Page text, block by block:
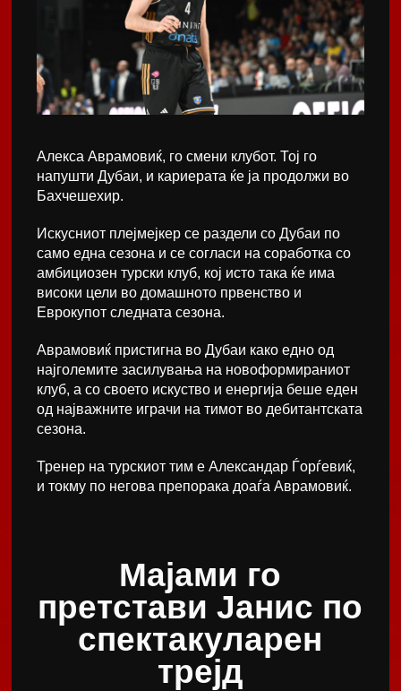
Алекса Аврамовиќ, го смени клубот. Тој го
напушти Дубаи, и кариерата ќе ја продолжи во
Бахчешехир.
Искусниот плејмејкер се раздели со Дубаи по
само една сезона и се согласи на соработка со
амбициозен турски клуб, кој исто така ќе има
високи цели во домашното првенство и
Еврокупот следната сезона.
Аврамовиќ пристигна во Дубаи како едно од
најголемите засилувања на новоформираниот
клуб, а со своето искуство и енергија беше еден
од најважните играчи на тимот во дебитантската
сезона.
Тренер на турскиот тим е Александар Ѓорѓевиќ,
и токму по негова препорака доаѓа Аврамовиќ.
Мајами го
претстави Јанис по
спектакуларен
трејд